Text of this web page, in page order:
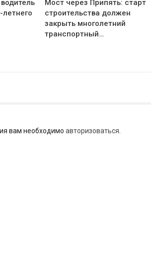
Мост через Припять: старт
строительства должен
закрыть многолетний
транспортный…
вам необходимо авторизоваться